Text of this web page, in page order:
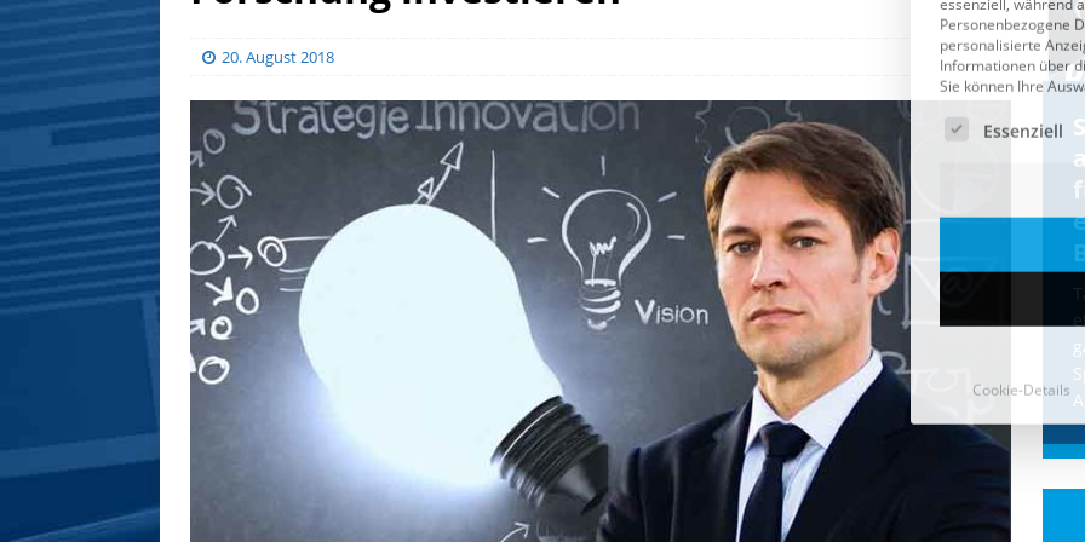
20. August 2018
CDU & Ampel wollen nach
der Wahl wieder Afghanen
einfliegen: Zeit für ein
Asylmoratorium!
Die Bundesregierung und die CDU
halten die Wähler für dumm! Weil die
Stimmung wegen der von Afghanen
verübten Anschläge kippte, wurden die
Flüge vor der[...]